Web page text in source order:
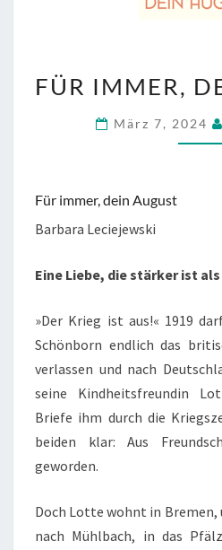
FÜR IMMER,
März 7, 2024
Für immer, dein August
Barbara Leciejewski
Eine Liebe, die stärker ist
»Der Krieg ist aus!« 1919
Schönborn endlich das
verlassen und nach
seine Kindheitsfreundin
Briefe ihm durch die
beiden klar: Aus
geworden.
Doch Lotte wohnt in Bremen,
nach Mühlbach, in das